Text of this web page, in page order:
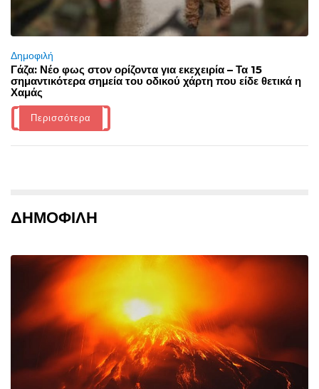
Δημοφιλή
Γάζα: Νέο φως στον ορίζοντα για εκεχειρία – Τα 15
σημαντικότερα σημεία του οδικού χάρτη που είδε θετικά η
Χαμάς
Περισσότερα
ΔΗΜΟΦΙΛΗ